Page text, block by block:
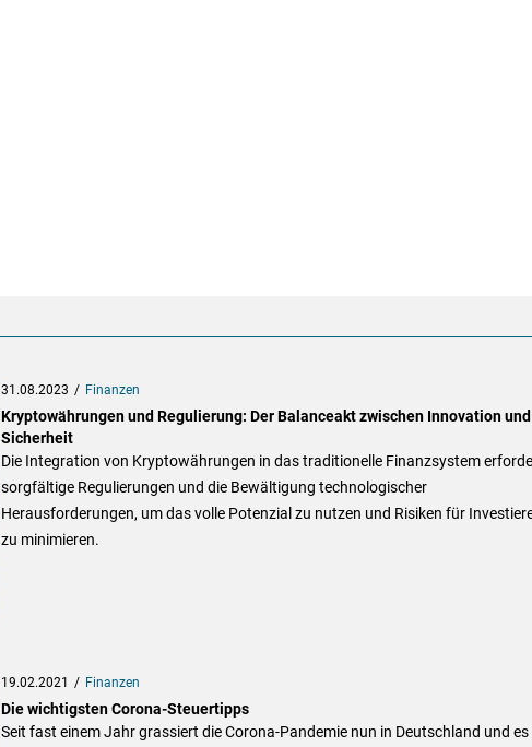
31.08.2023 Finanzen
Kryptowährungen und Regulierung: Der Balanceakt zwischen Innovation und
Sicherheit
Die Integration von Kryptowährungen in das traditionelle Finanzsystem
sorgfältige Regulierungen und die Bewältigung technologischer
Herausforderungen, um das volle Potenzial zu nutzen und Risiken für
zu minimieren.
19.02.2021 Finanzen
Die wichtigsten Corona-Steuertipps
Seit fast einem Jahr grassiert die Corona-Pandemie nun in Deutschland und es